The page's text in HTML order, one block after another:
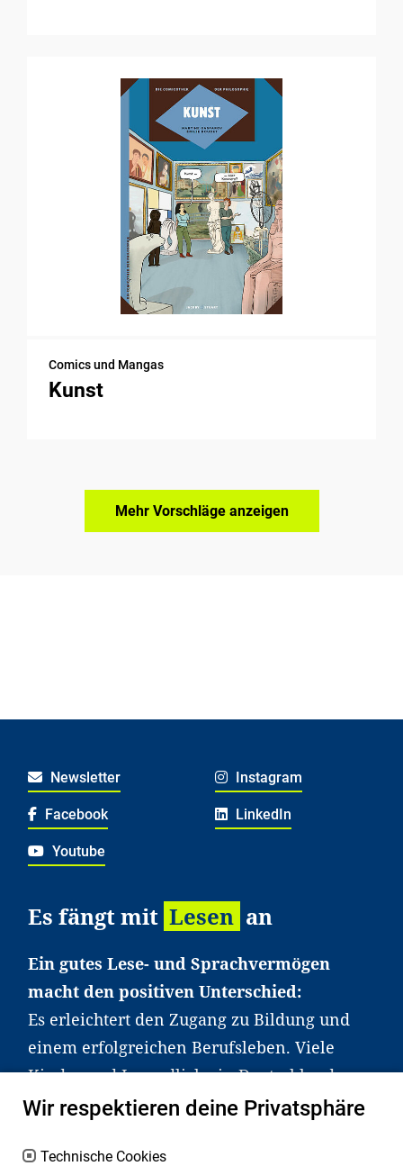
Comics und Mangas
Kunst
Mehr Vorschläge anzeigen
Newsletter Instagram
Facebook LinkedIn
Youtube
Es fängt mit Lesen an
Ein gutes Lese- und Sprachvermögen
macht den positiven Unterschied:
Es erleichtert den Zugang zu Bildung und
einem erfolgreichen Berufsleben. Viele
Kinder und Jugendliche in Deutschland
haben aber große Schwierigkeiten dabei.
an Familien sowie an Erzieher*innen,
Wir respektieren deine Privatsphäre
Technische Cookies